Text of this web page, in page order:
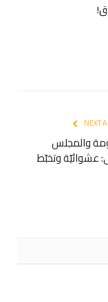
NEXT
والمجلس
عشوائيّة وتخبّط